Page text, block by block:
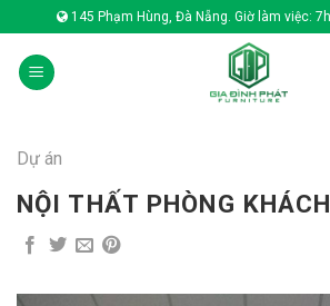
to
content
145 Phạm Hùng, Đà Nẵng. Giờ làm việc:
Dự án
NỘI THẤT PHÒNG KHÁCH